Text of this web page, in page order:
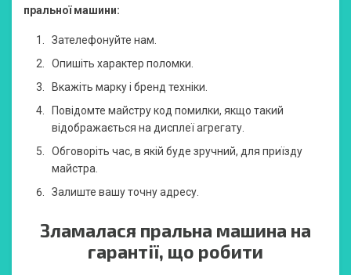
пральної машини:
Зателефонуйте нам.
Опишіть характер поломки.
Вкажіть марку і бренд техніки.
Повідомте майстру код помилки, якщо такий
відображається на дисплеї агрегату.
Обговоріть час, в якій буде зручний, для приїзду
майстра.
Залиште вашу точну адресу.
Зламалася пральна машина на
гарантії, що робити